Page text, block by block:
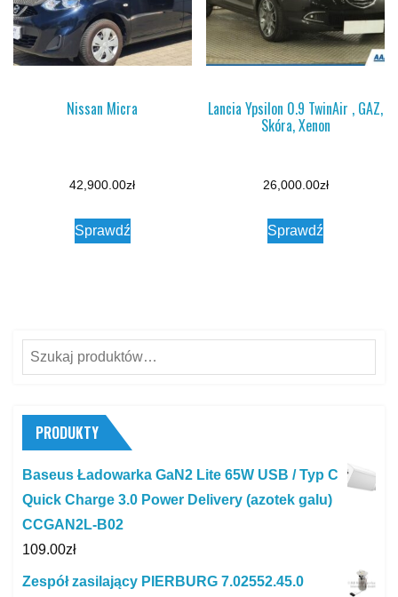
Nissan Micra
42,900.00zł
Sprawdź
Lancia Ypsilon 0.9 TwinAir , GAZ,
Skóra, Xenon
26,000.00zł
Sprawdź
Szukaj:
PRODUKTY
Baseus Ładowarka GaN2 Lite 65W USB / Typ C
Quick Charge 3.0 Power Delivery (azotek galu)
CCGAN2L-B02
109.00zł
Zespół zasilający PIERBURG 7.02552.45.0